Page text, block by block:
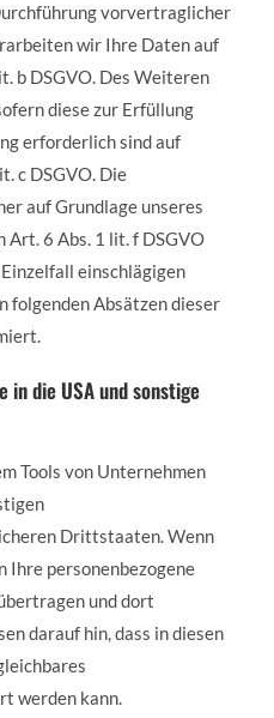
vorvertraglicher
wir Ihre Daten auf
b DSGVO. Des Weiteren
diese zur Erfüllung
erforderlich sind auf
c DSGVO. Die
auf Grundlage unseres
6 Abs. 1 lit. f DSGVO
einschlägigen
folgenden Absätzen dieser
in die USA und sonstige
Tools von Unternehmen
Drittstaaten. Wenn
Ihre personenbezogene
und dort
darauf hin, dass in diesen
werden kann.